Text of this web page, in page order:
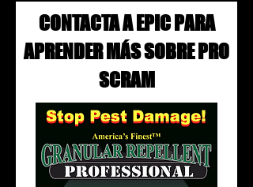
CONTACTA A EPIC PARA
APRENDER MÁS SOBRE PRO
SCRAM